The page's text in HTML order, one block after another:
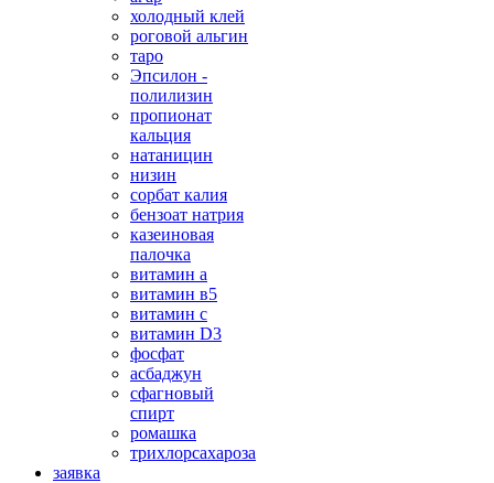
холодный клей
роговой альгин
таро
Эпсилон -
полилизин
пропионат
кальция
натаницин
низин
сорбат калия
бензоат натрия
казеиновая
палочка
витамин а
витамин в5
витамин с
витамин D3
фосфат
асбаджун
сфагновый
спирт
ромашка
трихлорсахароза
заявка